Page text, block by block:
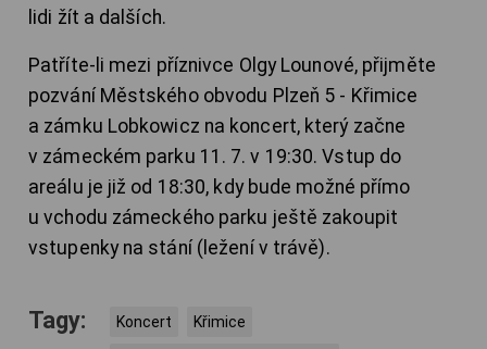
lidi žít a dalších.
Patříte-li mezi příznivce Olgy Lounové, přijměte
pozvání Městského obvodu Plzeň 5 - Křimice
a zámku Lobkowicz na koncert, který začne
v zámeckém parku 11. 7. v 19:30. Vstup do
areálu je již od 18:30, kdy bude možné přímo
u vchodu zámeckého parku ještě zakoupit
vstupenky na stání (ležení v trávě).
Tagy: Koncert Křimice